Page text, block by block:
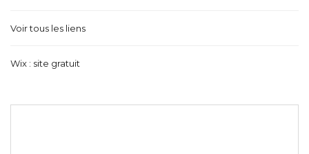
Voir tous les liens
Wix : site gratuit